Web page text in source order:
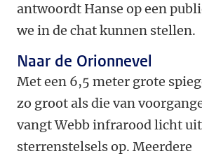
antwoordt Hanse op een
we in de chat kunnen stellen.
Naar de Orionnevel
Met een 6,5 meter grote
zo groot als die van
vangt Webb infrarood licht uit
sterrenstelsels op. Meerdere